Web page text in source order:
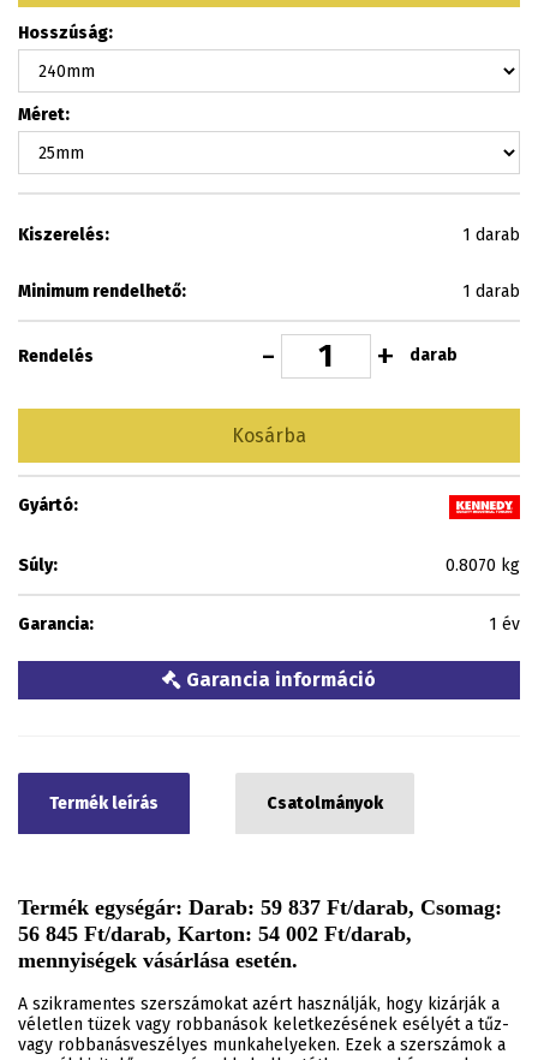
Hosszúság:
Méret:
Kiszerelés: 1 darab
Minimum rendelhető: 1 darab
Rendelés - + darab
Kosárba
Gyártó:
Súly: 0.8070 kg
Garancia: 1 év
Garancia információ
Termék leírás Csatolmányok
Termék egységár: Darab: 59 837 Ft/darab, Csomag:
56 845 Ft/darab, Karton: 54 002 Ft/darab,
mennyiségek vásárlása esetén.
A szikramentes szerszámokat azért használják, hogy kizárják a
véletlen tüzek vagy robbanások keletkezésének esélyét a tűz-
vagy robbanásveszélyes munkahelyeken. Ezek a szerszámok a